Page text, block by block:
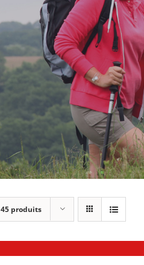
45 produits